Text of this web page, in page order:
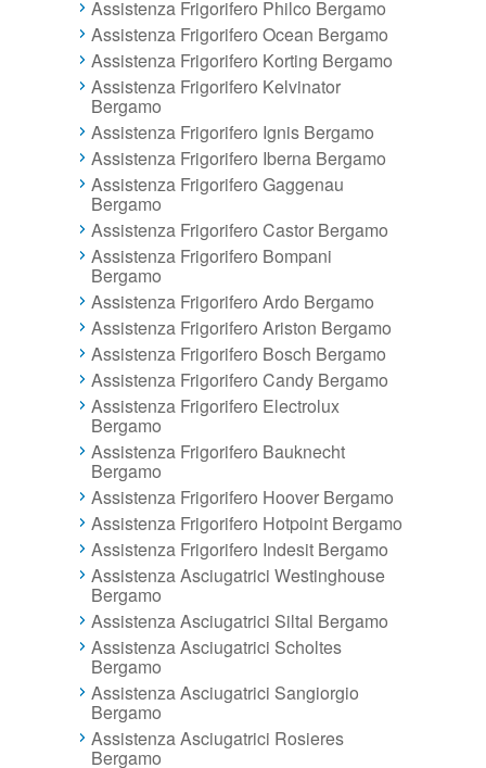
Assistenza Frigorifero Philco Bergamo
Assistenza Frigorifero Ocean Bergamo
Assistenza Frigorifero Korting Bergamo
Assistenza Frigorifero Kelvinator
Bergamo
Assistenza Frigorifero Ignis Bergamo
Assistenza Frigorifero Iberna Bergamo
Assistenza Frigorifero Gaggenau
Bergamo
Assistenza Frigorifero Castor Bergamo
Assistenza Frigorifero Bompani
Bergamo
Assistenza Frigorifero Ardo Bergamo
Assistenza Frigorifero Ariston Bergamo
Assistenza Frigorifero Bosch Bergamo
Assistenza Frigorifero Candy Bergamo
Assistenza Frigorifero Electrolux
Bergamo
Assistenza Frigorifero Bauknecht
Bergamo
Assistenza Frigorifero Hoover Bergamo
Assistenza Frigorifero Hotpoint Bergamo
Assistenza Frigorifero Indesit Bergamo
Assistenza Asciugatrici Westinghouse
Bergamo
Assistenza Asciugatrici Siltal Bergamo
Assistenza Asciugatrici Scholtes
Bergamo
Assistenza Asciugatrici Sangiorgio
Bergamo
Assistenza Asciugatrici Rosieres
Bergamo